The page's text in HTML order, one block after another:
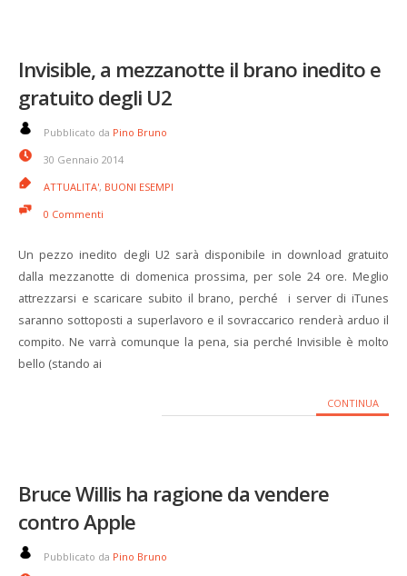
Invisible, a mezzanotte il brano inedito e
gratuito degli U2
Pubblicato da Pino Bruno
30 Gennaio 2014
ATTUALITA', BUONI ESEMPI
0 Commenti
Un pezzo inedito degli U2 sarà disponibile in download gratuito
dalla mezzanotte di domenica prossima, per sole 24 ore. Meglio
attrezzarsi e scaricare subito il brano, perché i server di iTunes
saranno sottoposti a superlavoro e il sovraccarico renderà arduo il
compito. Ne varrà comunque la pena, sia perché Invisible è molto
bello (stando ai
CONTINUA
Bruce Willis ha ragione da vendere
contro Apple
Pubblicato da Pino Bruno